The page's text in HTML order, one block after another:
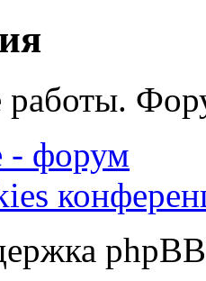
работы.
- форум
phpBB